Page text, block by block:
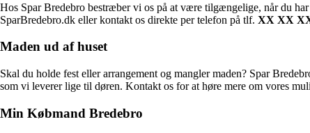
Hos Spar Bredebro bestræber vi os på at være tilgængelige, når du
SparBredebro.dk eller kontakt os direkte per telefon på tlf. XX XX
Maden ud af huset
Skal du holde fest eller arrangement og mangler maden? Spar
som vi leverer lige til døren. Kontakt os for at høre mere om vores
Min Købmand Bredebro